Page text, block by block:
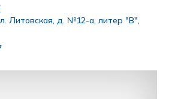
Литовская, д. №12-а, литер "В",